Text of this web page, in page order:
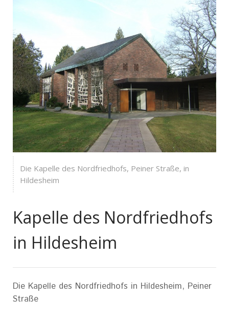
Die Kapelle des Nordfriedhofs, Peiner Straße, in
Hildesheim
Kapelle des Nordfriedhofs
in Hildesheim
Die Kapelle des Nordfriedhofs in Hildesheim, Peiner
Straße